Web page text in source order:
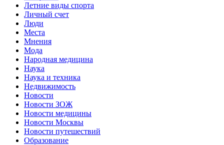
Летние виды спорта
Личный счет
Люди
Места
Мнения
Мода
Народная медицина
Наука
Наука и техника
Недвижимость
Новости
Новости ЗОЖ
Новости медицины
Новости Москвы
Новости путешествий
Образование